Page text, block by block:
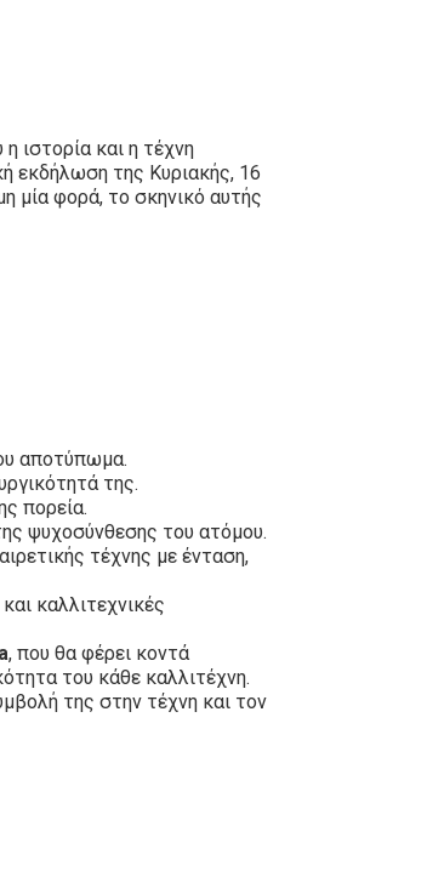
ιστορία και η τέχνη
εκδήλωση της Κυριακής, 16
μία φορά, το σκηνικό αυτής
αποτύπωμα.
της.
πορεία.
ψυχοσύνθεσης του ατόμου.
τέχνης με ένταση,
καλλιτεχνικές
, που θα φέρει κοντά
του κάθε καλλιτέχνη.
της στην τέχνη και τον